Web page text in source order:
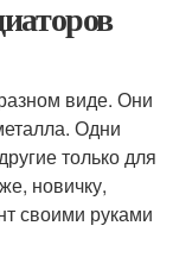
виде. Они
Одни
только для
новичку,
своими руками